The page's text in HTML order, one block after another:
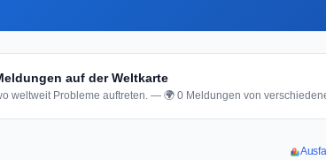
auf der Weltkarte
weltweit Probleme auftreten. — 🌍 0 Meldungen von